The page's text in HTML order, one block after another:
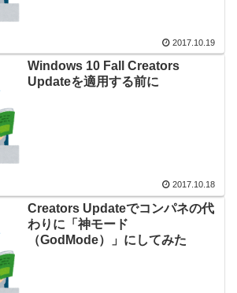
2017.10.19
Windows 10 Fall Creators
Updateを適用する前に
2017.10.18
Creators Updateでコンパネの代
わりに「神モード
（GodMode）」にしてみた